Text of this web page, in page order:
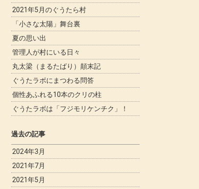
2021年5月のぐうたら村
「小さな太陽」舞台裏
夏の思い出
管理人が村にいる日々
丸太梁（まるたばり）顛末記
ぐうたラボにまつわる問答
個性あふれる10本のクリの柱
ぐうたラボは「フジモリケンチク」！
過去の記事
2024年3月
2021年7月
2021年5月